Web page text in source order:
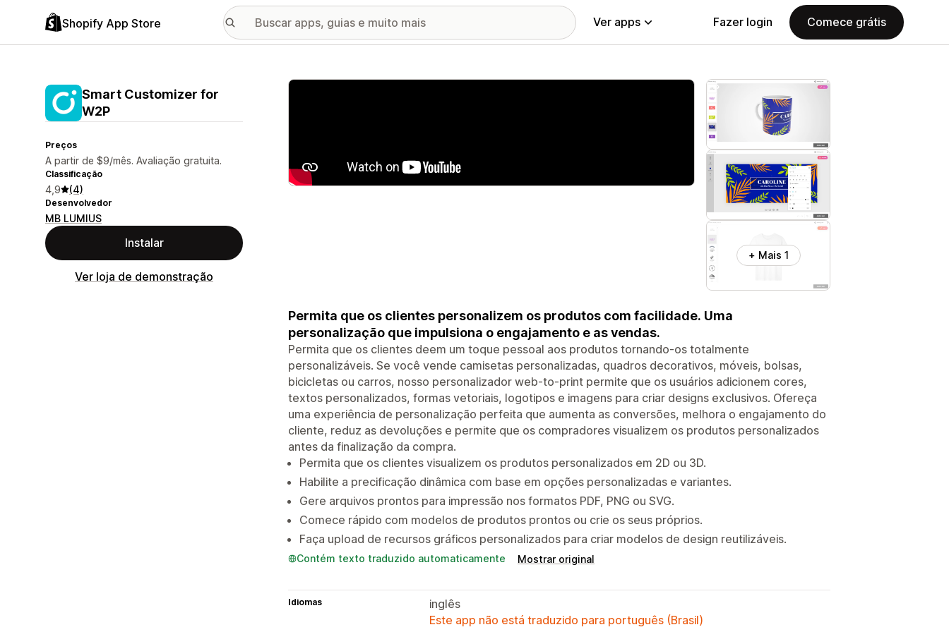
Shopify App Store Ver apps Fazer login Comece grátis
Smart Customizer for
W2P
Preços
A partir de $9/mês. Avaliação gratuita.
Classificação
4,9 (4)
Desenvolvedor
MB LUMIUS
Instalar
Ver loja de demonstração
Galeria de imagens em destaque
+ Mais 1
Permita que os clientes personalizem os produtos com facilidade. Uma
personalização que impulsiona o engajamento e as vendas.
Permita que os clientes deem um toque pessoal aos produtos tornando-os totalmente
personalizáveis. Se você vende camisetas personalizadas, quadros decorativos, móveis, bolsas,
bicicletas ou carros, nosso personalizador web-to-print permite que os usuários adicionem cores,
textos personalizados, formas vetoriais, logotipos e imagens para criar designs exclusivos. Ofereça
uma experiência de personalização perfeita que aumenta as conversões, melhora o engajamento do
cliente, reduz as devoluções e permite que os compradores visualizem os produtos personalizados
antes da finalização da compra.
Permita que os clientes visualizem os produtos personalizados em 2D ou 3D.
Habilite a precificação dinâmica com base em opções personalizadas e variantes.
Gere arquivos prontos para impressão nos formatos PDF, PNG ou SVG.
Comece rápido com modelos de produtos prontos ou crie os seus próprios.
Faça upload de recursos gráficos personalizados para criar modelos de design reutilizáveis.
Contém texto traduzido automaticamente Mostrar original
Idiomas
inglês
Este app não está traduzido para português (Brasil)